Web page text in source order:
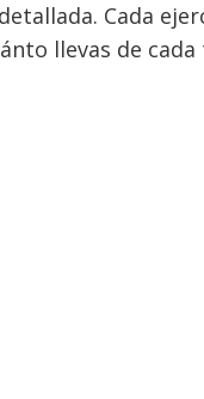
Cada
llevas de cada